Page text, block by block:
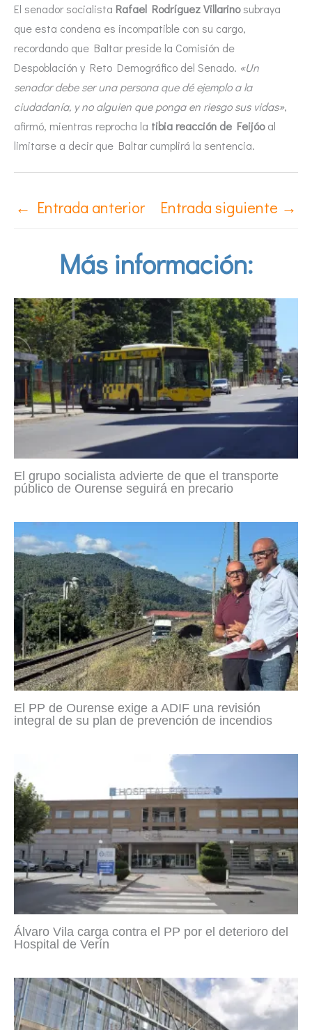
El senador socialista Rafael Rodríguez Villarinosubraya
que esta condena es incompatible con su cargo,
recordando que Baltar preside la Comisión de
Despoblación y Reto Demográfico del Senado. «Un
senador debe ser una persona que dé ejemplo a la
ciudadanía, y no alguien que ponga en riesgo sus vidas»,
afirmó, mientras reprocha la tibia reacción de Feijóoal
limitarse a decir que Baltar cumplirá la sentencia.
← Entrada anterior Entrada siguiente →
Más información:
El grupo socialista advierte de que el transporte
público de Ourense seguirá en precario
El PP de Ourense exige a ADIF una revisión
integral de su plan de prevención de incendios
Álvaro Vila carga contra el PP por el deterioro del
Hospital de Verín